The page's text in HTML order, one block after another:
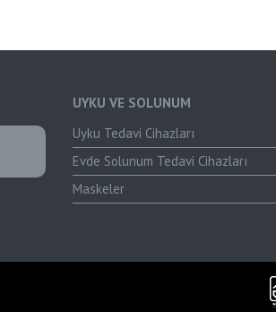
UYKU VE SOLUNUM
Uyku Tedavi Cihazları
Evde Solunum Tedavi Cihazları
Maskeler